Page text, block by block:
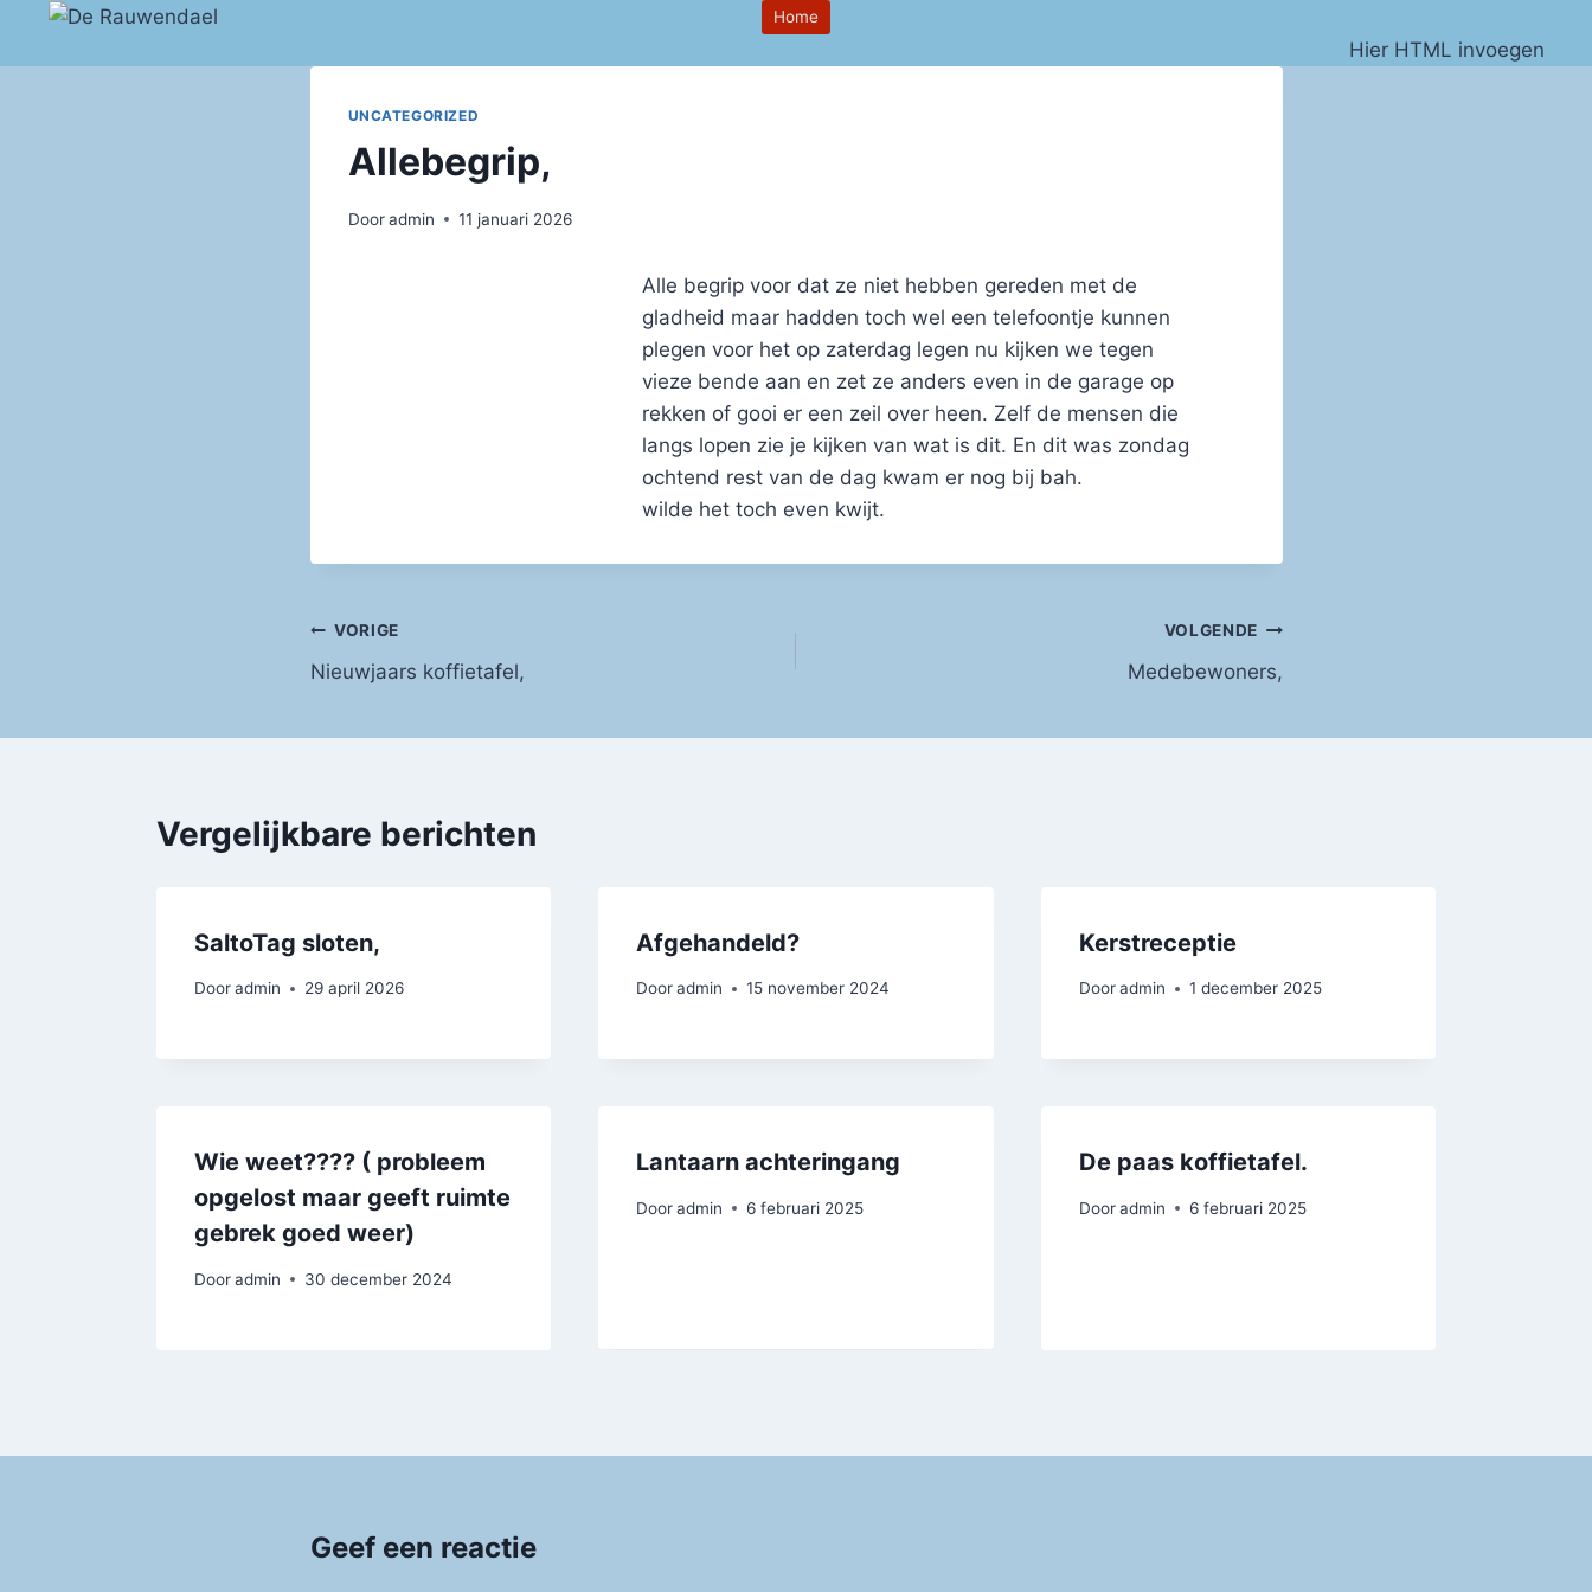
Doorgaan
Home
Hier HTML invoegen
UNCATEGORIZED
Allebegrip,
Door admin 11 januari 2026
Alle begrip voor dat ze niet hebben gereden met de
gladheid maar hadden toch wel een telefoontje kunnen
plegen voor het op zaterdag legen nu kijken we tegen
vieze bende aan en zet ze anders even in de garage op
rekken of gooi er een zeil over heen. Zelf de mensen die
langs lopen zie je kijken van wat is dit. En dit was zondag
ochtend rest van de dag kwam er nog bij bah.
wilde het toch even kwijt.
Bericht
navigatie
VORIGE
Nieuwjaars koffietafel,
VOLGENDE
Medebewoners,
Vergelijkbare berichten
SaltoTag sloten,
Door admin 29 april 2026
Afgehandeld?
Door admin 15 november 2024
Kerstreceptie
Dooradmin 1 december 2025
Wie weet???? ( probleem
opgelost maar geeft ruimte
gebrek goed weer)
Door admin 30 december 2024
Lantaarn achteringang
Door admin 6 februari 2025
De paas koffietafel.
Dooradmin 6 februari 2025
Geef een reactie